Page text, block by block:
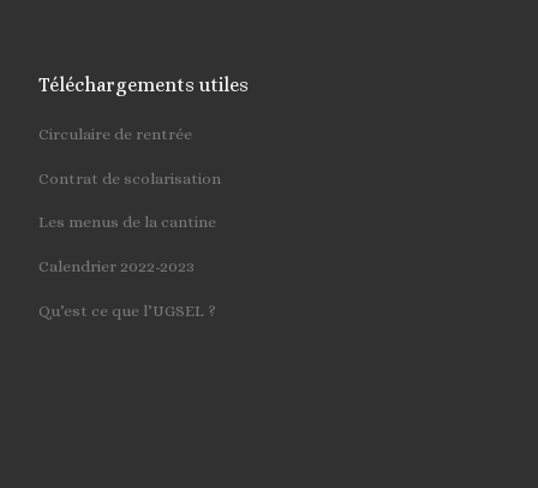
Téléchargements utiles
Circulaire de rentrée
Contrat de scolarisation
Les menus de la cantine
Calendrier 2022-2023
Qu’est ce que l’UGSEL ?